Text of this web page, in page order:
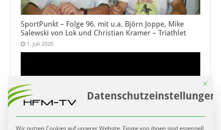
SportPunkt – Folge 96. mit u.a. Björn Joppe, Mike
Salewski von Lok und Christian Kramer – Triathlet
1. Juli 2020
Mit
Datenschutzeinstellungen
Wir nutzen Cookies auf unserer Website. Einige von ihnen sind essenziell,